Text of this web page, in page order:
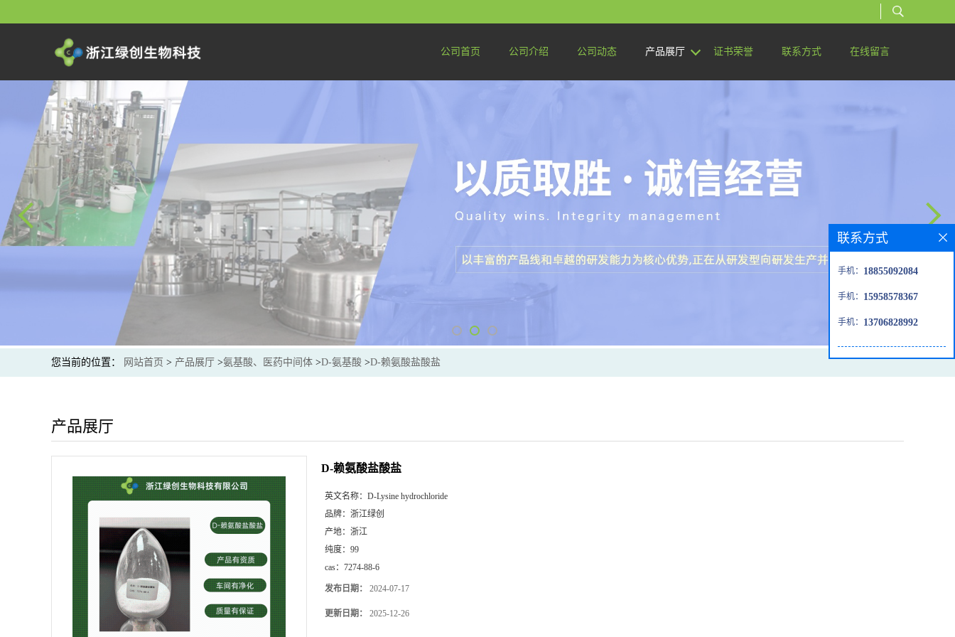
公司首页 公司介绍 公司动态 产品展厅 证书荣誉 联系方式 在线留言
您当前的位置： 网站首页 > 产品展厅 >氨基酸、医药中间体 >D-氨基酸 >D-赖氨酸盐酸盐
产品展厅
D-赖氨酸盐酸盐
英文名称： D-Lysine hydrochloride
品牌： 浙江绿创
产地： 浙江
纯度： 99
cas： 7274-88-6
发布日期： 2024-07-17
更新日期： 2025-12-26
联系方式
手机： 18855092084
手机： 15958578367
手机： 13706828992